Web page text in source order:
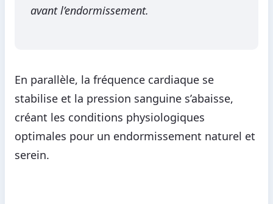
avant l’endormissement.
En parallèle, la fréquence cardiaque se
stabilise et la pression sanguine s’abaisse,
créant les conditions physiologiques
optimales pour un endormissement naturel et
serein.